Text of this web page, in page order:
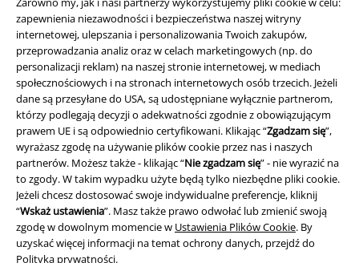
zapewnienia niezawodności i bezpieczeństwa naszej witryny
internetowej, ulepszania i personalizowania Twoich zakupów,
przeprowadzania analiz oraz w celach marketingowych (np. do
personalizacji reklam) na naszej stronie internetowej, w mediach
społecznościowych i na stronach internetowych osób trzecich. Jeżeli
dane są przesyłane do USA, są udostępniane wyłącznie partnerom,
którzy podlegają decyzji o adekwatności zgodnie z obowiązującym
prawem UE i są odpowiednio certyfikowani. Klikając “Zgadzam się”,
wyrażasz zgodę na używanie plików cookie przez nas i naszych
partnerów. Możesz także - klikając “Nie zgadzam się” - nie wyrazić na
to zgody. W takim wypadku użyte będą tylko niezbędne pliki cookie.
Jeżeli chcesz dostosować swoje indywidualne preferencje, kliknij
“Wskaż ustawienia”. Masz także prawo odwołać lub zmienić swoją
zgodę w dowolnym momencie w Ustawienia Plików Cookie. By
uzyskać więcej informacji na temat ochrony danych, przejdź do
Polityka prywatności.
Newsletter
Zapisz się teraz i zyskaj Voucher 15%
Zobacz
więcej
Niniejszym potwierdzam, że chcę otrzymywać Newsletter EMP i zgadzam
się na to, że E.M.P. Merchandising mbH może przetwarzać moje dane
osobowe i wysyłać mi regularnie informacje o swoich produktach. Moje
dane osobowe będą przetwarzane zgodnie z zapisamiPolityki
prywatności. Mogę odwołać swoją zgodę w dowolnym momencie, np.
poprzez kliknięcie w link umożliwiający rezygnację z subskrypcji.